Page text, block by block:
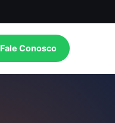
Fale Conosco